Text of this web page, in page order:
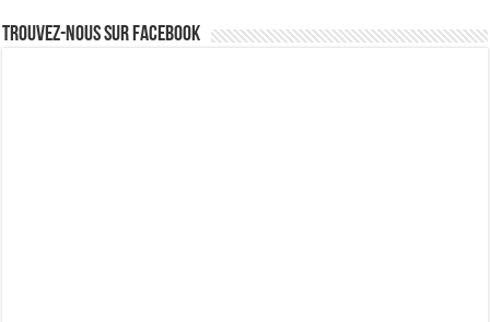
Trouvez-nous sur Facebook